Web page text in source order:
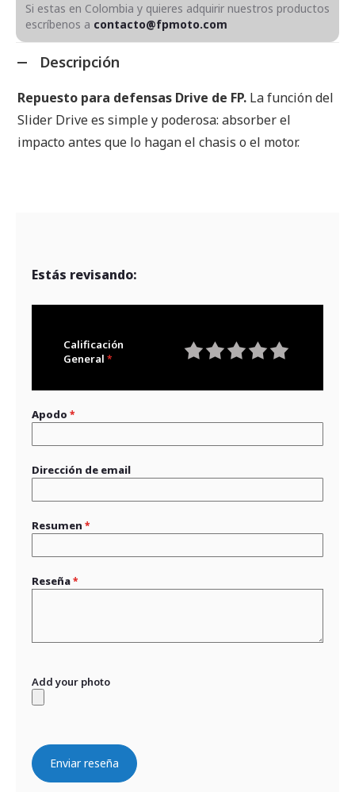
Si estas en Colombia y quieres adquirir nuestros productos
escríbenos a contacto@fpmoto.com
Descripción
Repuesto para defensas Drive de FP. La función del
Slider Drive es simple y poderosa: absorber el
impacto antes que lo hagan el chasis o el motor.
Estás revisando:
Calificación
General
Apodo
Dirección de email
Resumen
Reseña
Add your photo
Enviar reseña